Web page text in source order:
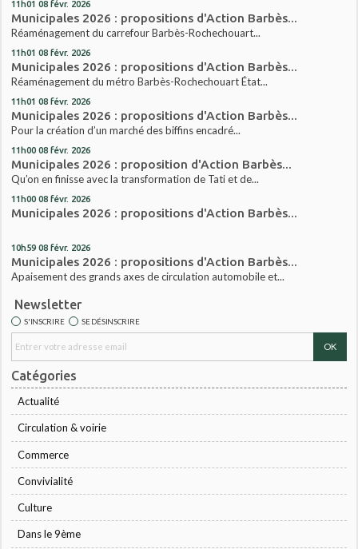
11h01 08 févr. 2026
Municipales 2026 : propositions d'Action Barbès...
Réaménagement du carrefour Barbès-Rochechouart...
11h01 08 févr. 2026
Municipales 2026 : propositions d'Action Barbès...
Réaménagement du métro Barbès-Rochechouart État...
11h01 08 févr. 2026
Municipales 2026 : propositions d'Action Barbès...
Pour la création d’un marché des biffins encadré...
11h00 08 févr. 2026
Municipales 2026 : proposition d'Action Barbès...
Qu’on en finisse avec la transformation de Tati et de...
11h00 08 févr. 2026
Municipales 2026 : propositions d'Action Barbès...
10h59 08 févr. 2026
Municipales 2026 : propositions d'Action Barbès...
Apaisement des grands axes de circulation automobile et...
Newsletter
S'INSCRIRE SE DÉSINSCRIRE
Catégories
Actualité
Circulation & voirie
Commerce
Convivialité
Culture
Dans le 9ème